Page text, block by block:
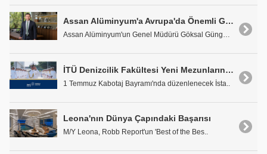
Assan Alüminyum'a Avrupa'da Önemli Görev
Assan Alüminyum'un Genel Müdürü Göksal Güngör,..
İTÜ Denizcilik Fakültesi Yeni Mezunlarını Denizlere Uğurluyor
1 Temmuz Kabotaj Bayramı'nda düzenlenecek İsta..
Leona'nın Dünya Çapındaki Başarısı
M/Y Leona, Robb Report'un 'Best of the Bes..